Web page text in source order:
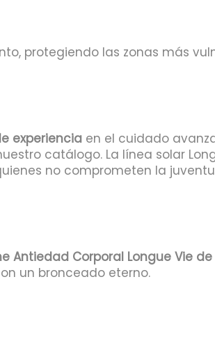
protegiendo las zonas más
experiencia en el cuidado
catálogo. La línea solar
no comprometen la
Antiedad Corporal Longue Vie
un bronceado eterno.